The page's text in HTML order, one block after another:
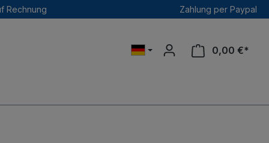
Rechnung Zahlung per Paypal
0,00 €*